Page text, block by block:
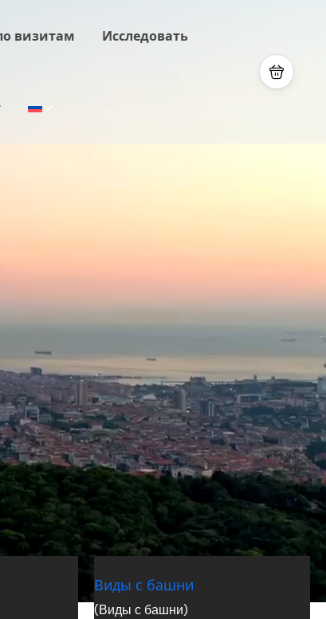
визитам Исследовать
Hill vs Camlica Tower: V chem
Виды с башни
(Виды с башни)